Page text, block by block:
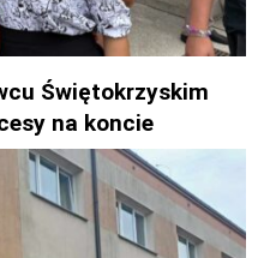
Świętokrzyskim
na koncie